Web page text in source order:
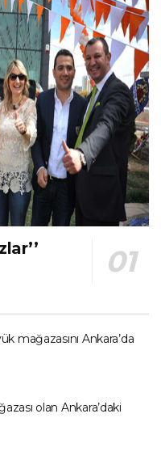
mağazasını Ankara’da
olan Ankara’daki